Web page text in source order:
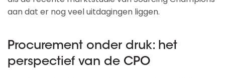
aan dat er nog veel uitdagingen liggen.
Procurement onder druk: het
perspectief van de CPO